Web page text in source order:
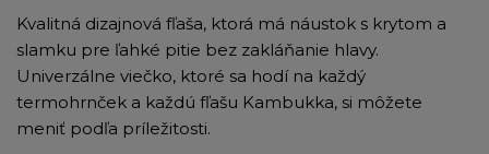
Kvalitná dizajnová fľaša, ktorá má náustok s krytom a
slamku pre ľahké pitie bez zakláňanie hlavy.
Univerzálne viečko, ktoré sa hodí na každý
termohrnček a každú fľašu Kambukka, si môžete
meniť podľa príležitosti.